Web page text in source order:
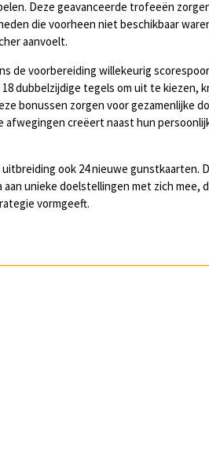
Deze geavanceerde trofeeën
die voorheen niet beschikbaar
aanvoelt.
de voorbereiding willekeurig
dubbelzijdige tegels om uit te kiezen,
bonussen zorgen voor gezamenlijke
creëert naast hun
ook 24 nieuwe gunstkaarten.
aan unieke doelstellingen met zich mee,
vormgeeft.